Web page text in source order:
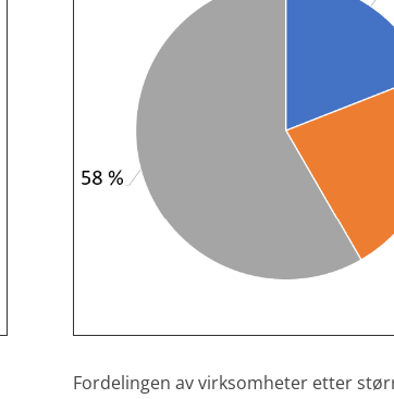
Fordelingen av virksomheter etter